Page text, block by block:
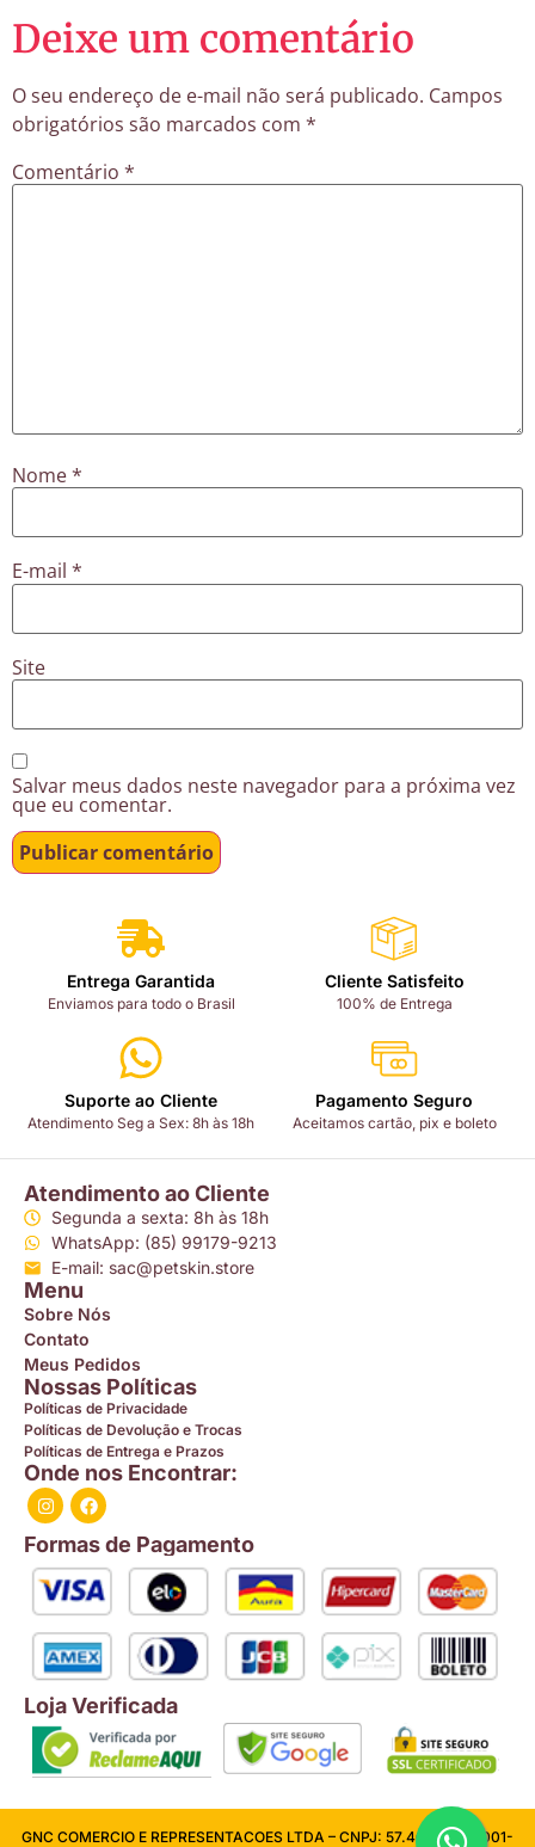
Deixe um comentário
O seu endereço de e-mail não será publicado. Campos
obrigatórios são marcados com *
Comentário *
Nome*
E-mail *
Site
Salvar meus dados neste navegador para a próxima vez
que eu comentar.
Entrega Garantida
Enviamos para todo o Brasil
Cliente Satisfeito
100% de Entrega
Suporte ao Cliente
Atendimento Seg a Sex: 8h às 18h
Pagamento Seguro
Aceitamos cartão, pix e boleto
Atendimento ao Cliente
Segunda a sexta: 8h às 18h
WhatsApp: (85) 99179-9213
E-mail: sac@petskin.store
Menu
Sobre Nós
Contato
Meus Pedidos
Nossas Políticas
Políticas de Privacidade
Políticas de Devolução e Trocas
Políticas de Entrega e Prazos
Onde nos Encontrar:
Formas de Pagamento
Loja Verificada
GNC COMERCIO E REPRESENTACOES LTDA – CNPJ: 57.409.026/0001-